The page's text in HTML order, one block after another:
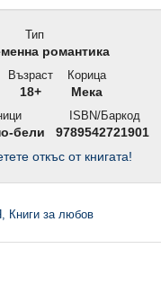
Тип
романтика
Възраст
18+
Корица
Мека
бели
ISBN/Баркод
9789542721901
откъс от книгата!